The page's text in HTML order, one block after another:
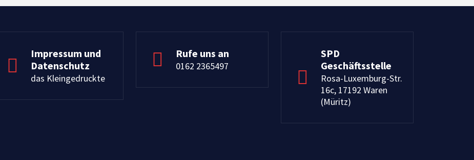
Impressum und
Datenschutz
das Kleingedruckte
Rufe uns an
0162 2365497
SPD
Geschäftsstelle
Rosa-Luxemburg-Str.
16c, 17192 Waren
(Müritz)